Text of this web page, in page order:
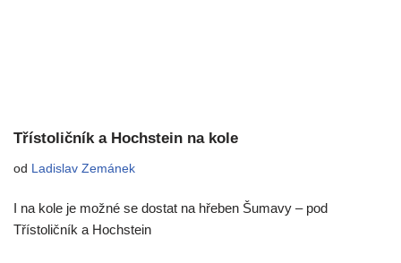
Třístoličník a Hochstein na kole
od Ladislav Zemánek
I na kole je možné se dostat na hřeben Šumavy – pod
Třístoličník a Hochstein